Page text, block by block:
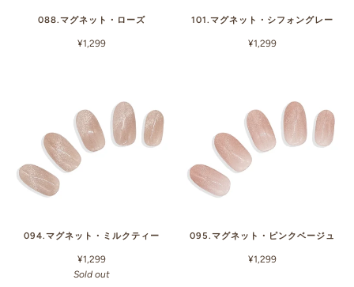
088.マグネット・ローズ
¥1,299
101.マグネット・シフォングレー
¥1,299
094.マグネット・ミルクティー
¥1,299
Sold out
095.マグネット・ピンクベージュ
¥1,299